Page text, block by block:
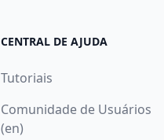
CENTRAL DE AJUDA
Tutoriais
Comunidade de Usuários
(en)